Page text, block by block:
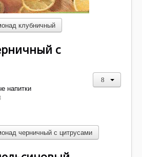
клубничный
с
напитки
черничный с цитрусами